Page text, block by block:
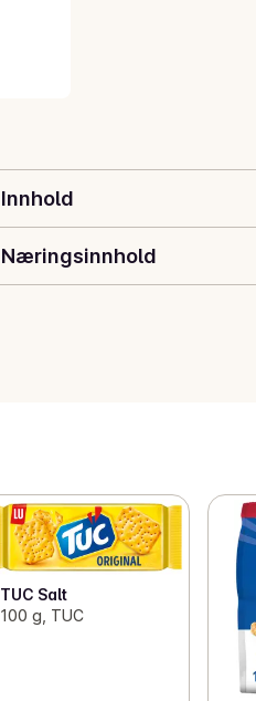
Innhold
Næringsinnhold
TUC Salt
100 g, TUC